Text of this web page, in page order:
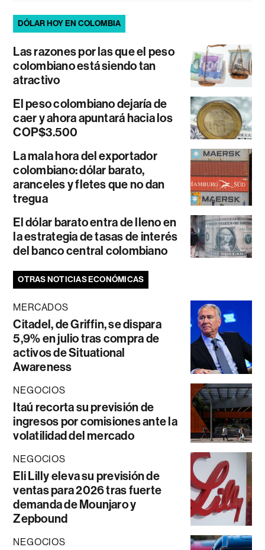
DÓLAR HOY EN COLOMBIA
Las razones por las que el peso
colombiano está siendo tan
atractivo
El peso colombiano dejaría de
caer y ahora apuntará hacia los
COP$3.500
La mala hora del exportador
colombiano: dólar barato,
aranceles y fletes que no dan
tregua
El dólar barato entra de lleno en
la estrategia de tasas de interés
del banco central colombiano
OTRAS NOTICIAS ECONÓMICAS
MERCADOS
Citadel, de Griffin, se dispara
5,9% en julio tras compra de
activos de Situational
Awareness
NEGOCIOS
Itaú recorta su previsión de
ingresos por comisiones ante la
volatilidad del mercado
NEGOCIOS
Eli Lilly eleva su previsión de
ventas para 2026 tras fuerte
demanda de Mounjaro y
Zepbound
NEGOCIOS